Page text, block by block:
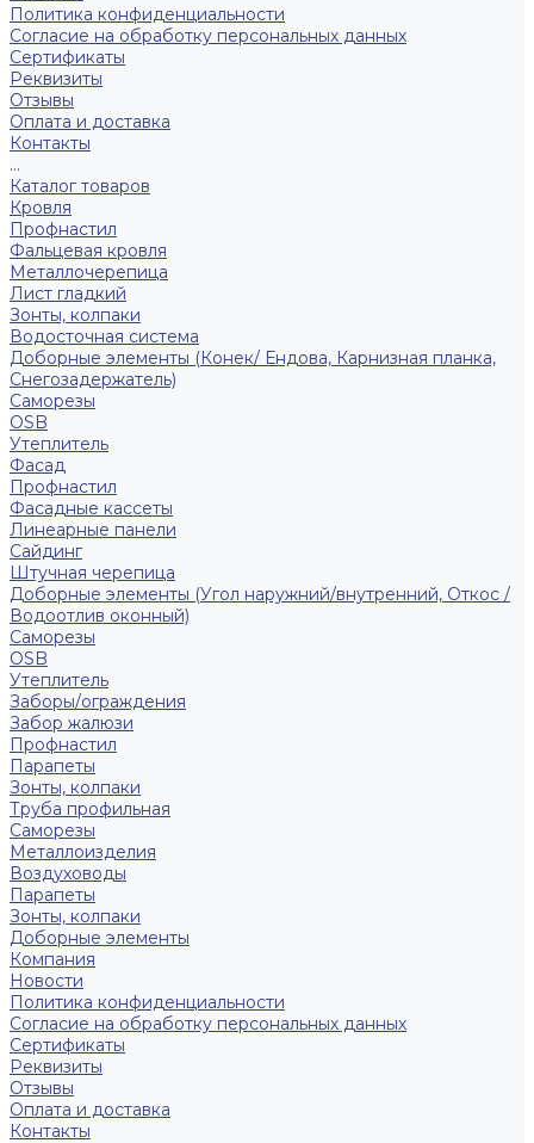
Политика конфиденциальности
Согласие на обработку персональных данных
Сертификаты
Реквизиты
Отзывы
Оплата и доставка
Контакты
...
Каталог товаров
Кровля
Профнастил
Фальцевая кровля
Металлочерепица
Лист гладкий
Зонты, колпаки
Водосточная система
Доборные элементы (Конек/ Ендова, Карнизная планка,
Снегозадержатель)
Саморезы
ОSB
Утеплитель
Фасад
Профнастил
Фасадные кассеты
Линеарные панели
Сайдинг
Штучная черепица
Доборные элементы (Угол наружний/внутренний, Откос /
Водоотлив оконный)
Саморезы
OSB
Утеплитель
Заборы/ограждения
Забор жалюзи
Профнастил
Парапеты
Зонты, колпаки
Труба профильная
Саморезы
Металлоизделия
Воздуховоды
Парапеты
Зонты, колпаки
Доборные элементы
Компания
Новости
Политика конфиденциальности
Согласие на обработку персональных данных
Сертификаты
Реквизиты
Отзывы
Оплата и доставка
Контакты